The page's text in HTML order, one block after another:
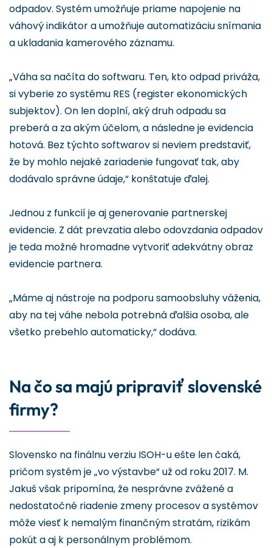
odpadov. Systém umožňuje priame napojenie na
váhový indikátor a umožňuje automatizáciu snímania
a ukladania kamerového záznamu.
„Váha sa načíta do softwaru. Ten, kto odpad priváža,
si vyberie zo systému RES (register ekonomických
subjektov). On len doplní, aký druh odpadu sa
preberá a za akým účelom, a následne je evidencia
hotová. Bez týchto softwarov si neviem predstaviť,
že by mohlo nejaké zariadenie fungovať tak, aby
dodávalo správne údaje,“ konštatuje ďalej.
Jednou z funkcií je aj generovanie partnerskej
evidencie. Z dát prevzatia alebo odovzdania odpadov
je teda možné hromadne vytvoriť adekvátny obraz
evidencie partnera.
„Máme aj nástroje na podporu samoobsluhy váženia,
aby na tej váhe nebola potrebná ďalšia osoba, ale
všetko prebehlo automaticky,“ dodáva.
Na čo sa majú pripraviť slovenské
firmy?
Slovensko na finálnu verziu ISOH-u ešte len čaká,
pričom systém je „vo výstavbe“ už od roku 2017. M.
Jakuš však pripomína, že nesprávne zvážené a
nedostatočné riadenie zmeny procesov a systémov
môže viesť k nemalým finančným stratám, rizikám
pokút a aj k personálnym problémom.